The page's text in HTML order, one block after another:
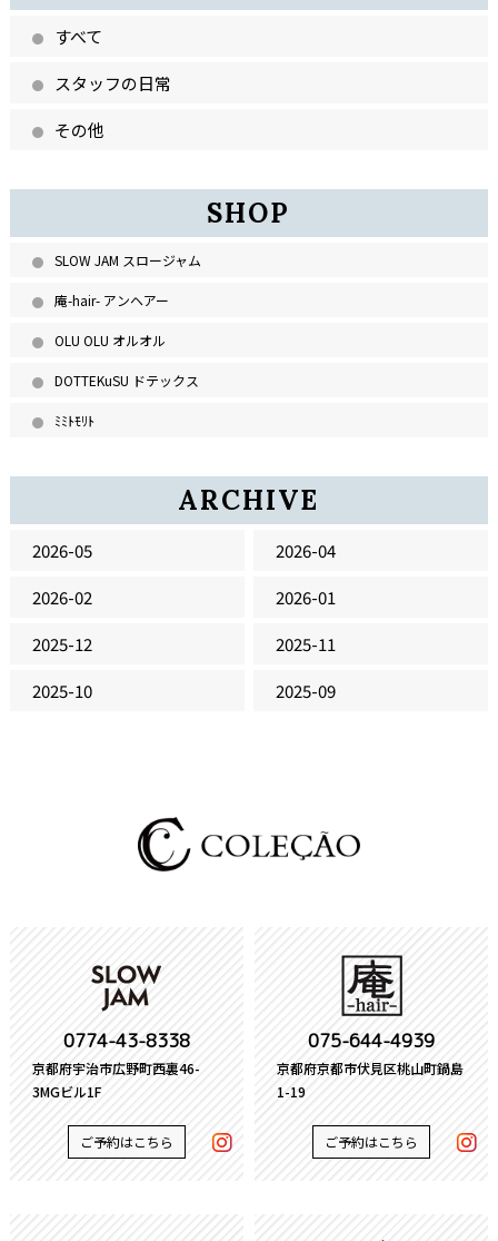
すべて
スタッフの日常
その他
SHOP
SLOW JAM スロージャム
庵-hair- アンヘアー
OLU OLU オルオル
DOTTEKuSU ドテックス
ﾐﾐﾄﾓﾘﾄ
ARCHIVE
2026-05
2026-04
2026-02
2026-01
2025-12
2025-11
2025-10
2025-09
0774-43-8338
京都府宇治市広野町西裏46-
3MGビル1F
ご予約はこちら
075-644-4939
京都府京都市伏見区桃山町鍋島
1-19
ご予約はこちら